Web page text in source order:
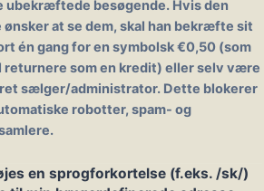
ubekræftede besøgende. Hvis den
ønsker at se dem, skal han bekræfte sit
én gang for en symbolsk €0,50 (som
returnere som en kredit) eller selv være
sælger/administrator. Dette blokerer
robotter, spam- og
en sprogforkortelse (f.eks. /sk/)